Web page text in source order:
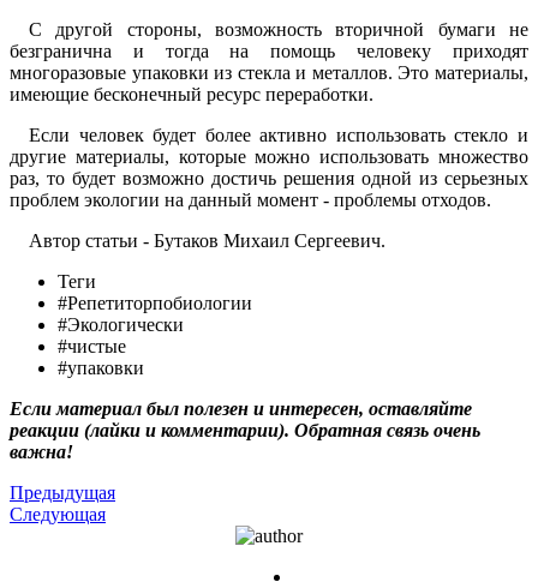
С другой стороны, возможность вторичной бумаги не
безгранична и тогда на помощь человеку приходят
многоразовые упаковки из стекла и металлов. Это материалы,
имеющие бесконечный ресурс переработки.
Если человек будет более активно использовать стекло и
другие материалы, которые можно использовать множество
раз, то будет возможно достичь решения одной из серьезных
проблем экологии на данный момент - проблемы отходов.
Автор статьи - Бутаков Михаил Сергеевич.
Теги
#Репетиторпобиологии
#Экологически
#чистые
#упаковки
Если материал был полезен и интересен, оставляйте
реакции (лайки и комментарии). Обратная связь очень
важна!
Предыдущая
Следующая